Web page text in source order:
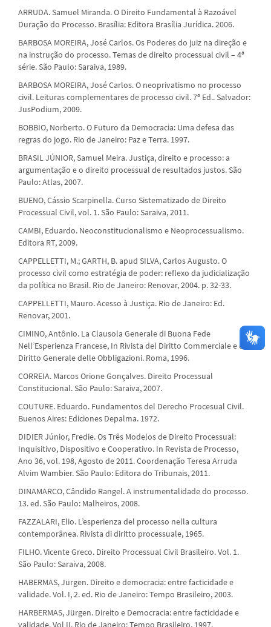
ARRUDA. Samuel Miranda. O Direito Fundamental à Razoável
Duração do Processo. Brasília: Editora Brasília Jurídica. 2006.
BARBOSA MOREIRA, José Carlos. Os Poderes do juiz na direção e
na instrução do processo. Temas de direito processual civil – 4ª
série. São Paulo: Saraiva, 1989.
BARBOSA MOREIRA, José Carlos. O neoprivatismo no processo
civil. Leituras complementares de processo civil. 7ª Ed.. Salvador:
JusPodium, 2009.
BOBBIO, Norberto. O Futuro da Democracia: Uma defesa das
regras do jogo. Rio de Janeiro: Paz e Terra. 1997.
BRASIL JÚNIOR, Samuel Meira. Justiça, direito e processo: a
argumentação e o direito processual de resultados justos. São
Paulo: Atlas, 2007.
BUENO, Cássio Scarpinella. Curso Sistematizado de Direito
Processual Civil, vol. 1. São Paulo: Saraiva, 2011.
CAMBI, Eduardo. Neoconstitucionalismo e Neoprocessualismo.
Editora RT, 2009.
CAPPELLETTI, M.; GARTH, B. apud SILVA, Carlos Augusto. O
processo civil como estratégia de poder: reflexo da judicialização
da política no Brasil. Rio de Janeiro: Renovar, 2004. p. 32-33.
CAPPELLETTI, Mauro. Acesso à Justiça. Rio de Janeiro: Ed.
Renovar, 2001.
CIMINO, Antônio. La Clausola Generale di Buona Fede
Nell’Esperienza Francese, In Rivista del Diritto Commerciale e del
Diritto Generale delle Obbligazioni. Roma, 1996.
CORREIA. Marcos Orione Gonçalves. Direito Processual
Constitucional. São Paulo: Saraiva, 2007.
COUTURE. Eduardo. Fundamentos del Derecho Procesual Civil.
Buenos Aires: Ediciones Depalma. 1972.
DIDIER Júnior, Fredie. Os Três Modelos de Direito Processual:
Inquisitivo, Dispositivo e Cooperativo. In Revista de Processo,
Ano 36, vol. 198, Agosto de 2011. Coordenação Teresa Arruda
Alvim Wambier. São Paulo: Editora do Tribunais, 2011.
DINAMARCO, Cândido Rangel. A instrumentalidade do processo.
13. ed. São Paulo: Malheiros, 2008.
FAZZALARI, Elio. L’esperienza del processo nella cultura
contemporânea. Rivista di diritto processuale, 1965.
FILHO. Vicente Greco. Direito Processual Civil Brasileiro. Vol. 1.
São Paulo: Saraiva, 2008.
HABERMAS, Jürgen. Direito e democracia: entre facticidade e
validade. Vol. I, 2. ed. Rio de Janeiro: Tempo Brasileiro, 2003.
HARBERMAS, Jürgen. Direito e Democracia: entre facticidade e
validade. Vol II. Rio de Janeiro: Tempo Brasileiro, 1997.